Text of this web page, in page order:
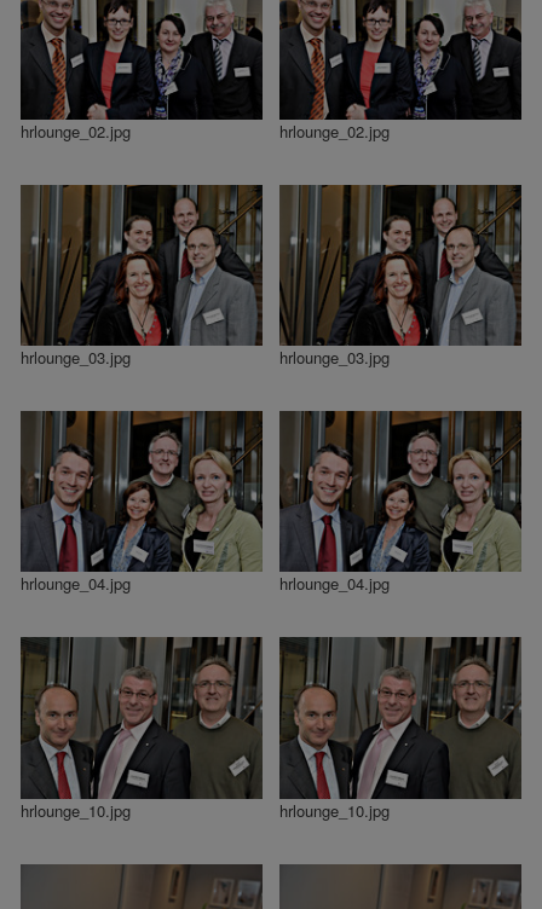
hrlounge_02.jpg hrlounge_02.jpg
hrlounge_03.jpg hrlounge_03.jpg
hrlounge_04.jpg hrlounge_04.jpg
hrlounge_10.jpg hrlounge_10.jpg